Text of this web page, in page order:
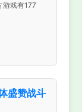
戏有177
盛赞战斗